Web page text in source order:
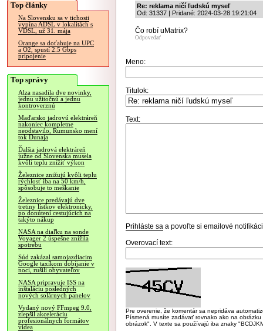
Top články
Na Slovensku sa v tichosti
vypína ADSL v lokalitách s
VDSL, už 31. mája
Orange sa doťahuje na UPC
a O2, spustí 2.5 Gbps
pripojenie
Top správy
Alza nasadila dve novinky,
jednu užitočnú a jednu
kontroverznú
Maďarsko jadrovú elektráreň
nakoniec kompletne
neodstavilo, Rumunsko mení
tok Dunaja
Ďalšia jadrová elektráreň
južne od Slovenska musela
kvôli teplu znížiť výkon
Železnice znižujú kvôli teplu
rýchlosť iba na 50 km/h,
spôsobuje to meškanie
Železnice predávajú dve
tretiny lístkov elektronicky,
po donútení cestujúcich na
takýto nákup
NASA na diaľku na sonde
Voyager 2 úspešne znížila
spotrebu
Súd zakázal samojazdiacim
Google taxíkom dobíjanie v
noci, rušili obyvateľov
NASA pripravuje ISS na
inštaláciu posledných
nových solárnych panelov
Vydaný nový FFmpeg 9.0,
zlepšil akceleráciu
profesionálnych formátov
videa
Re: reklama ničí ľudskú myseľ
Od: 31337 | Pridané: 2024-03-28 19:21:04
Čo robí uMatrix?
Odpovedať
Meno:
Titulok:
Text:
Prihláste sa a povoľte si emailové
Overovací text:
Pre overenie, že komentár sa nepridáva
Písmená musíte zadávať rovnako ako na
obrázok". V texte sa používajú iba znaky